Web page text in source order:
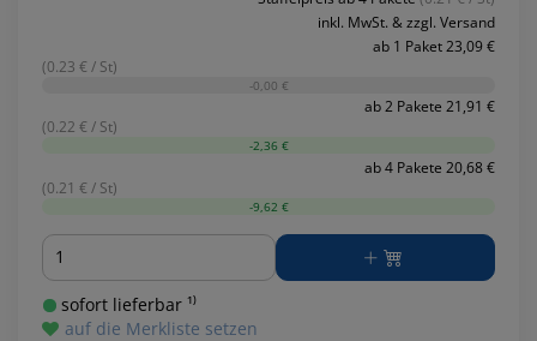
inkl. MwSt. & zzgl. Versand
ab 1 Paket 23,09 €
(0.23 € / St)
-0,00 €
ab 2 Pakete 21,91 €
(0.22 € / St)
-2,36 €
ab 4 Pakete 20,68 €
(0.21 € / St)
-9,62 €
Menge
sofort lieferbar ¹⁾
auf die Merkliste setzen